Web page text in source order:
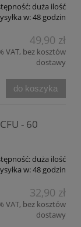
duża ilość
w:48 godzin
49,90 zł
VAT, bez kosztów
dostawy
do koszyka
- 60
duża ilość
w:48 godzin
32,90 zł
VAT, bez kosztów
dostawy